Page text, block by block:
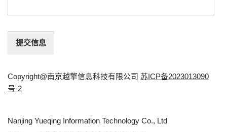
提交信息
Copyright@南京越擎信息科技有限公司 苏ICP备2023013090
号-2
Nanjing Yueqing Information Technology Co., Ltd